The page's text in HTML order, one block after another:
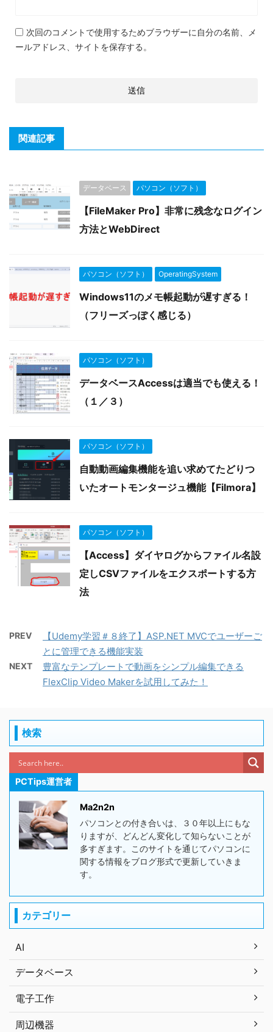
次回のコメントで使用するためブラウザーに自分の名前、メ
ールアドレス、サイトを保存する。
関連記事
データベース パソコン（ソフト）
【FileMaker Pro】非常に残念なログイン
方法とWebDirect
パソコン（ソフト） OperatingSystem
Windows11のメモ帳起動が遅すぎる！
（フリーズっぽく感じる）
パソコン（ソフト）
データベースAccessは適当でも使える！
（１／３）
パソコン（ソフト）
自動動画編集機能を追い求めてたどりつ
いたオートモンタージュ機能【Filmora】
パソコン（ソフト）
【Access】ダイヤログからファイル名設
定しCSVファイルをエクスポートする方
法
PREV
【Udemy学習＃８終了】ASP.NET MVCでユーザーご
とに管理できる機能実装
NEXT
豊富なテンプレートで動画をシンプル編集できる
FlexClip Video Makerを試用してみた！
検索
PCTips運営者
Ma2n2n
パソコンとの付き合いは、３０年以上にもな
りますが、どんどん変化して知らないことが
多すぎます。このサイトを通じてパソコンに
関する情報をブログ形式で更新していきま
す。
カテゴリー
AI
データベース
電子工作
周辺機器